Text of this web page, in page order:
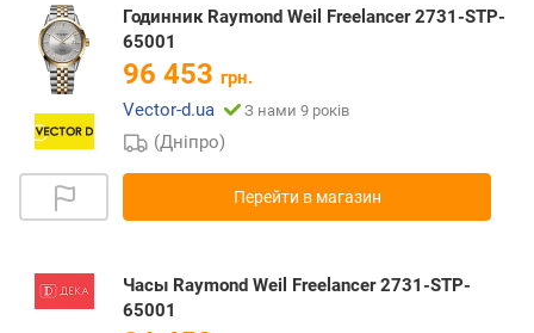
Годинник Raymond Weil Freelancer 2731-STP-
65001
96 453 грн.
Vector-d.ua
З нами 9 років
(Дніпро)
Перейти в магазин
Часы Raymond Weil Freelancer 2731-STP-
65001